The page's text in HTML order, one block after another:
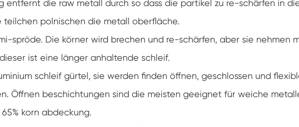
entfernt die raw metall durch so dass die partikel zu re-schärfen in
teilchen polnischen die metall oberfläche.
spröde. Die körner wird brechen und re-schärfen, aber sie nehmen
ist eine länger anhaltende schleif.
schleif gürtel, sie werden finden öffnen, geschlossen und
Öffnen beschichtungen sind die meisten geeignet für weiche
korn abdeckung.